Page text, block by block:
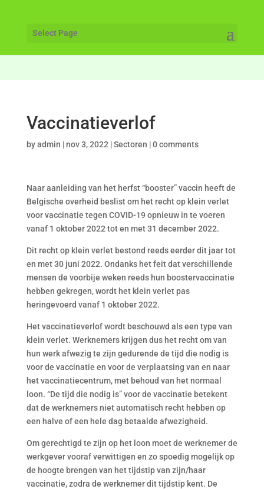
Select Page
Vaccinatieverlof
byadmin |nov 3, 2022 |Sectoren |0 comments
Naar aanleiding van het herfst “booster” vaccin heeft de
Belgische overheid beslist om het recht op klein verlet
voor vaccinatie tegen COVID-19 opnieuw in te voeren
vanaf 1 oktober 2022 tot en met 31 december 2022.
Dit recht op klein verlet bestond reeds eerder dit jaar tot
en met 30 juni 2022. Ondanks het feit dat verschillende
mensen de voorbije weken reeds hun boostervaccinatie
hebben gekregen, wordt het klein verlet pas
heringevoerd vanaf 1 oktober 2022.
Het vaccinatieverlof wordt beschouwd als een type van
klein verlet. Werknemers krijgen dus het recht om van
hun werk afwezig te zijn gedurende de tijd die nodig is
voor de vaccinatie en voor de verplaatsing van en naar
het vaccinatiecentrum, met behoud van het normaal
loon. “De tijd die nodig is” voor de vaccinatie betekent
dat de werknemers niet automatisch recht hebben op
een halve of een hele dag betaalde afwezigheid.
Om gerechtigd te zijn op het loon moet de werknemer de
werkgever vooraf verwittigen en zo spoedig mogelijk op
de hoogte brengen van het tijdstip van zijn/haar
vaccinatie, zodra de werknemer dit tijdstip kent. De